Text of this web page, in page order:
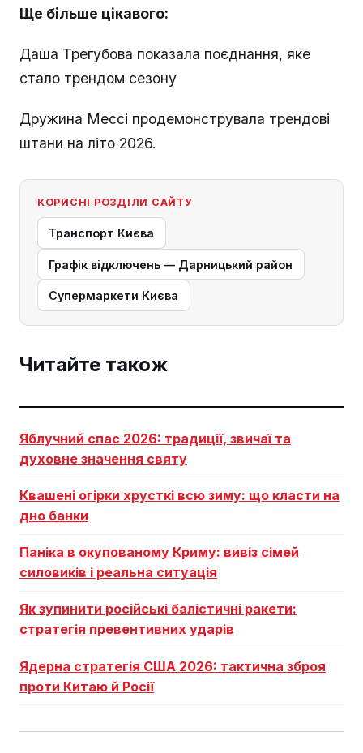
Ще більше цікавого:
Даша Трегубова показала поєднання, яке
стало трендом сезону
Дружина Мессі продемонструвала трендові
штани на літо 2026.
КОРИСНІ РОЗДІЛИ САЙТУ
Транспорт Києва
Графік відключень — Дарницький район
Супермаркети Києва
Читайте також
Яблучний спас 2026: традиції, звичаї та
духовне значення святу
Квашені огірки хрусткі всю зиму: що класти на
дно банки
Паніка в окупованому Криму: вивіз сімей
силовиків і реальна ситуація
Як зупинити російські балістичні ракети:
стратегія превентивних ударів
Ядерна стратегія США 2026: тактична зброя
проти Китаю й Росії